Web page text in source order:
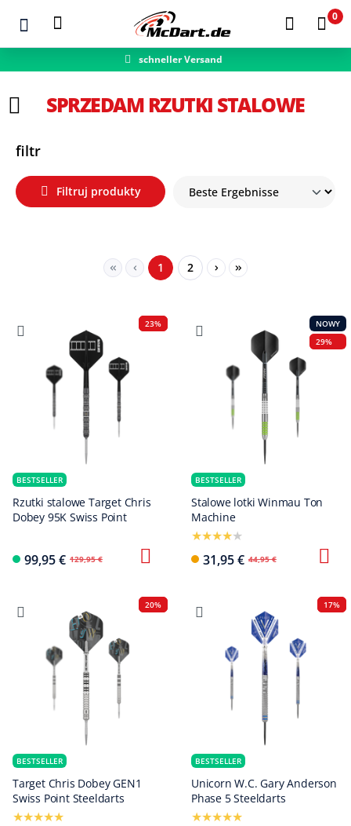
Zum Hauptinhalt springen
0
schneller Versand
SPRZEDAM RZUTKI STALOWE
filtr
Filtruj produkty
Seite
1 Seite
2
23%
BESTSELLER
Rzutki stalowe Target Chris
Dobey 95K Swiss Point
99,95 € 129,95 €
NOWY
29%
BESTSELLER
Stalowe lotki Winmau Ton
Machine
31,95 € 44,95 €
20%
BESTSELLER
Target Chris Dobey GEN1
Swiss Point Steeldarts
17%
BESTSELLER
Unicorn W.C. Gary Anderson
Phase 5 Steeldarts